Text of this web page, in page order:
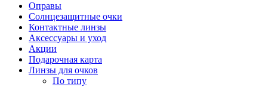
Оправы
Солнцезащитные очки
Контактные линзы
Аксессуары и уход
Акции
Подарочная карта
Линзы для очков
По типу